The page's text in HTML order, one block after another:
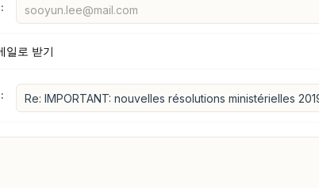
:
일로 받기
: